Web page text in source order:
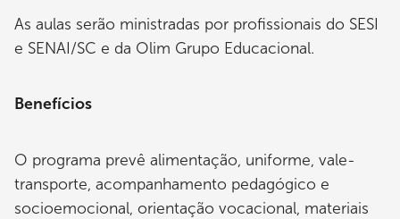
As aulas serão ministradas por profissionais do SESI
e SENAI/SC e da Olim Grupo Educacional.
Benefícios
O programa prevê alimentação, uniforme, vale-
transporte, acompanhamento pedagógico e
socioemocional, orientação vocacional, materiais